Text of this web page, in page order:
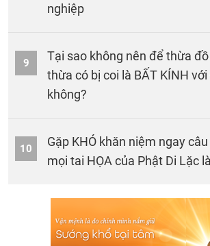
nghiệp
9
Tại sao không nên để thừa
thừa có bị coi là BẤT KÍNH
không?
10
Gặp KHÓ khăn niệm ngay
mọi tai HỌA của Phật Di Lặc